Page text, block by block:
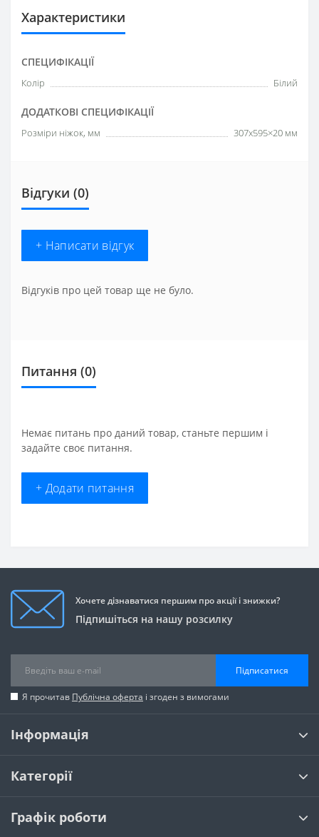
Характеристики
СПЕЦИФІКАЦІЇ
Колір Білий
ДОДАТКОВІ СПЕЦИФІКАЦІЇ
Розміри ніжок, мм 307х595×20 мм
Відгуки (0)
+ Написати відгук
Відгуків про цей товар ще не було.
Питання (0)
Немає питань про даний товар, станьте першим і
задайте своє питання.
+ Додати питання
Хочете дізнаватися першим про акції і знижки?
Підпишіться на нашу розсилку
Підписатися
Я прочитав Публічна оферта і згоден з вимогами
Інформація
Категорії
Графік роботи